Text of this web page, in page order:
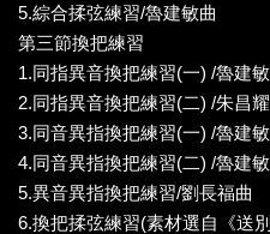
5.綜合揉弦練習/魯建敏曲
第三節換把練習
1.同指異音換把練習(一) /魯建
2.同指異音換把練習(二) /朱昌
3.同音異指換把練習(一) /魯建
4.同音異指換把練習(二) /魯建
5.異音異指換把練習/劉長福曲
6.換把揉弦練習(素材選自《送